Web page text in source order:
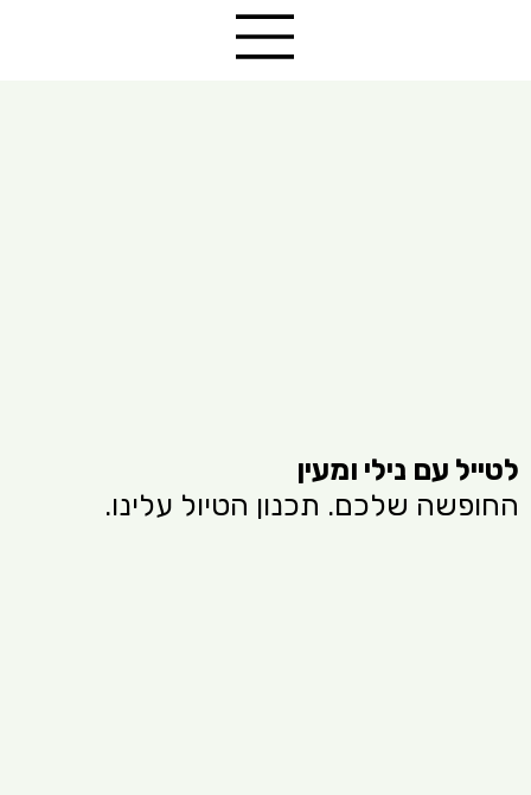
לטייל עם נילי ומעין
החופשה שלכם. תכנון הטיול עלינו.